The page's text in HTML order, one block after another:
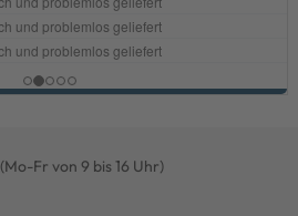
(Mo-Fr von 9 bis 16 Uhr)